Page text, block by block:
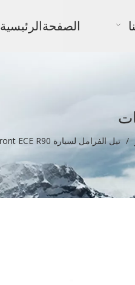
الصفحةالرئيسية
/ تيل الفرامل لسيارة BMW Front ECE R90